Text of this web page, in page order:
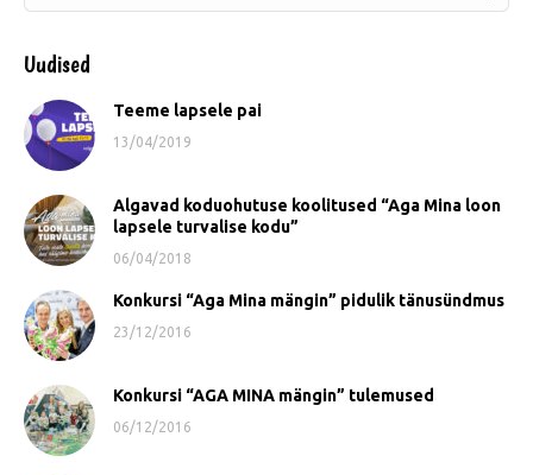
Uudised
Teeme lapsele pai
13/04/2019
Algavad koduohutuse koolitused “Aga Mina loon
lapsele turvalise kodu”
06/04/2018
Konkursi “Aga Mina mängin” pidulik tänusündmus
23/12/2016
Konkursi “AGA MINA mängin” tulemused
06/12/2016